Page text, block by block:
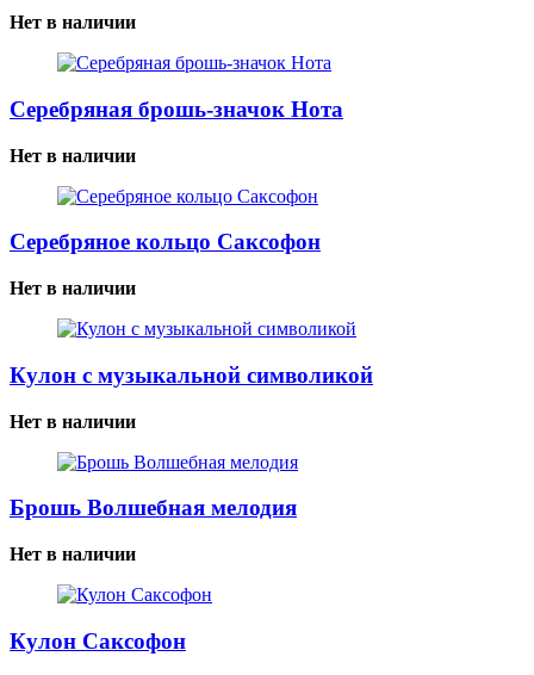
Нет в наличии
Серебряная брошь-значок Нота
Нет в наличии
Серебряное кольцо Саксофон
Нет в наличии
Кулон с музыкальной символикой
Нет в наличии
Брошь Волшебная мелодия
Нет в наличии
Кулон Саксофон